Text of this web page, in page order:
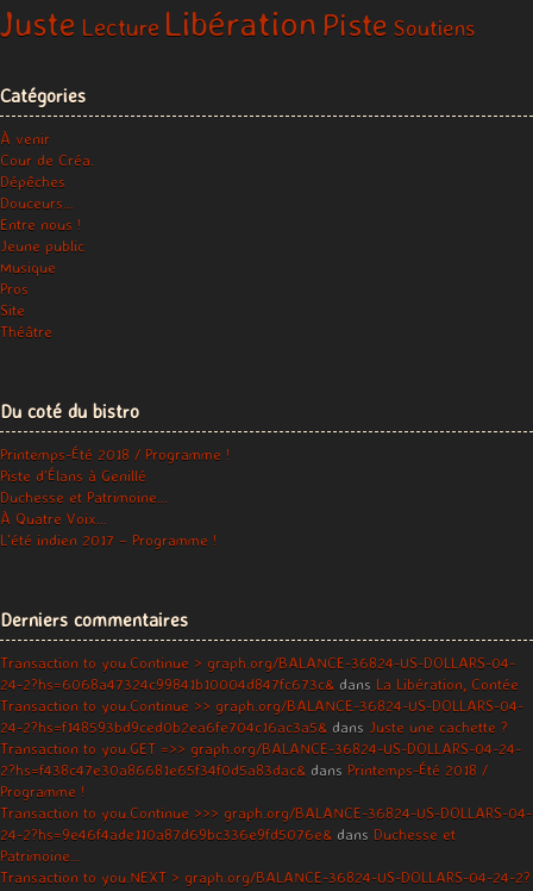
Juste Lecture Libération Piste Soutiens
Catégories
À venir
Cour de Créa.
Dépêches
Douceurs…
Entre nous !
Jeune public
Musique
Pros
Site
Théâtre
Du coté du bistro
Printemps-Été 2018 / Programme !
Piste d’Élans à Genillé
Duchesse et Patrimoine…
À Quatre Voix…
L’été indien 2017 – Programme !
Derniers commentaires
Transaction to you.Continue > graph.org/BALANCE-36824-US-DOLLARS-04-
24-2?hs=6068a47324c99841b10004d847fc673c& dans La Libération, Contée
Transaction to you.Continue >> graph.org/BALANCE-36824-US-DOLLARS-04-
24-2?hs=f148593bd9ced0b2ea6fe704c16ac3a5& dans Juste une cachette ?
Transaction to you.GET =>> graph.org/BALANCE-36824-US-DOLLARS-04-24-
2?hs=f438c47e30a86681e65f34f0d5a83dac& dans Printemps-Été 2018 /
Programme !
Transaction to you.Continue >>> graph.org/BALANCE-36824-US-DOLLARS-04-
24-2?hs=9e46f4ade110a87d69bc336e9fd5076e& dans Duchesse et
Patrimoine…
Transaction to you.NEXT > graph.org/BALANCE-36824-US-DOLLARS-04-24-2?